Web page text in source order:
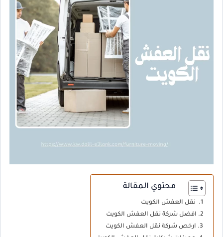
محتوي المقالة
نقل العفش الكويت
افضل شركة نقل العفش الكويت
ارخص شركة نقل العفش الكويت